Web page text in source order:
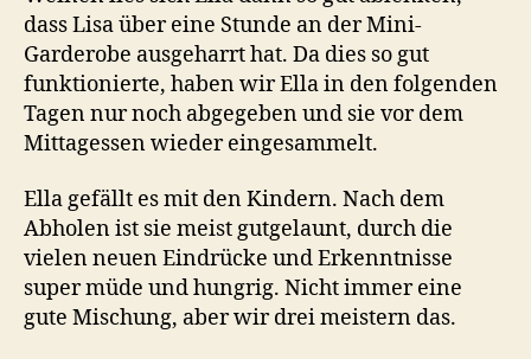
dass Lisa über eine Stunde an der Mini-
Garderobe ausgeharrt hat. Da dies so gut
funktionierte, haben wir Ella in den folgenden
Tagen nur noch abgegeben und sie vor dem
Mittagessen wieder eingesammelt.
Ella gefällt es mit den Kindern. Nach dem
Abholen ist sie meist gutgelaunt, durch die
vielen neuen Eindrücke und Erkenntnisse
super müde und hungrig. Nicht immer eine
gute Mischung, aber wir drei meistern das.